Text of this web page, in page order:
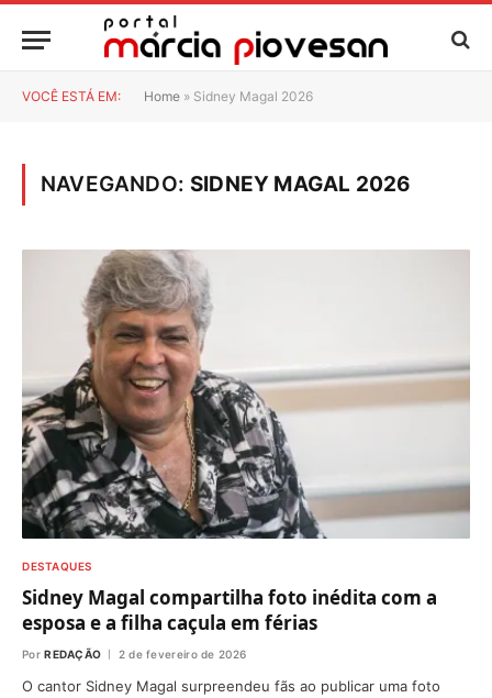
VOCÊ ESTÁ EM: Home » Sidney Magal 2026
NAVEGANDO: SIDNEY MAGAL 2026
DESTAQUES
Sidney Magal compartilha foto inédita com a
esposa e a filha caçula em férias
Por REDAÇÃO 2 de fevereiro de 2026
O cantor Sidney Magal surpreendeu fãs ao publicar uma foto